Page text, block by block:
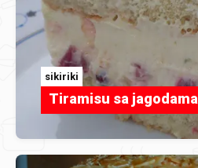
sikiriki
Tiramisu sa jagodama